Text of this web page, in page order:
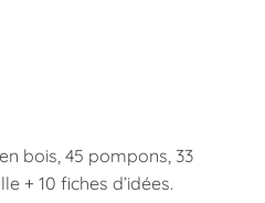
bois, 45 pompons, 33
+ 10 fiches d’idées.